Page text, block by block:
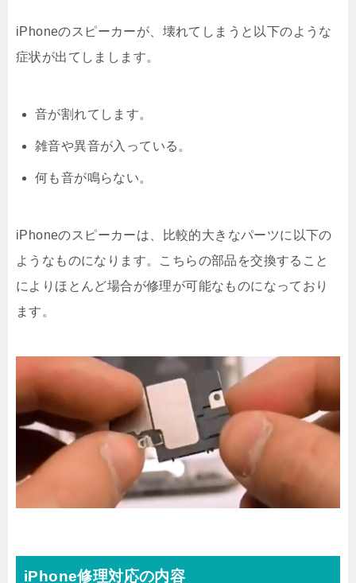
iPhoneのスピーカーが、壊れてしまうと以下のような
症状が出てしまします。
音が割れてします。
雑音や異音が入っている。
何も音が鳴らない。
iPhoneのスピーカーは、比較的大きなパーツに以下の
ようなものになります。こちらの部品を交換すること
によりほとんど場合が修理が可能なものになっており
ます。
iPhone修理対応の内容